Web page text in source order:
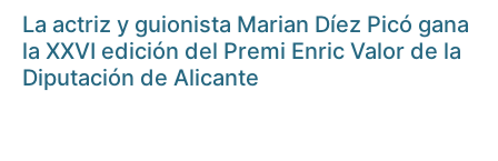
La actriz y guionista Marian Díez Picó gana
la XXVI edición del Premi Enric Valor de la
Diputación de Alicante